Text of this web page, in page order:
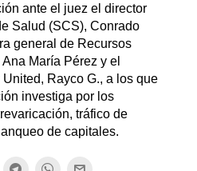
ante el juez el director
Salud (SCS), Conrado
general de Recursos
María Pérez y el
Rayco G., a los que
investiga por los
tráfico de
de capitales.